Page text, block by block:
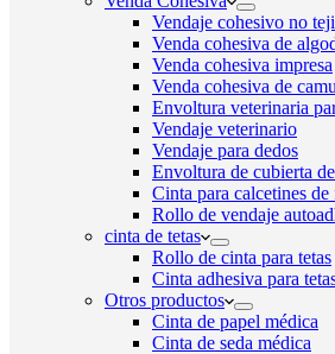
Vendaje cohesivo no
Venda cohesiva de
Venda cohesiva impresa
Venda cohesiva de
Envoltura veterinaria
Vendaje veterinario
Vendaje para dedos
Envoltura de cubierta
Cinta para calcetines
Rollo de vendaje
cinta de tetas
Rollo de cinta para tetas
Cinta adhesiva para
Otros productos
Cinta de papel médica
Cinta de seda médica